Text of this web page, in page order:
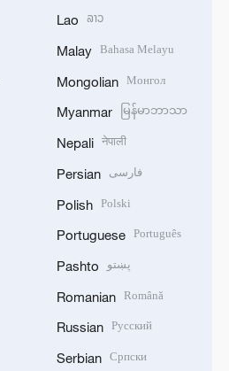
Lao ລາວ
Malay Bahasa Melayu
Mongolian Монгол
Myanmar မြန်မာဘာသာ
Nepali नेपाली
Persian فارسی
Polish Polski
Portuguese Português
Pashto پښتو
Romanian Română
Russian Русский
Serbian Српски